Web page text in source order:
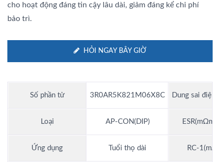
cho hoạt động đáng tin cậy lâu dài, giảm đáng kể chi phí
bảo trì.
HỎI NGAY BÂY GIỜ
Số phần tử 3R0AR5K821M06X8C Dung sai điện
Loại AP-CON(DIP)
Ứng dụng Tuổi thọ dài RC-1(mA)